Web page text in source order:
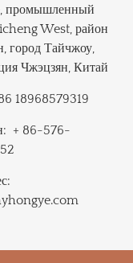
промышленный
West, район
город Тайчжоу,
Чжэцзян, Китай
18968579319
+ 86-576-